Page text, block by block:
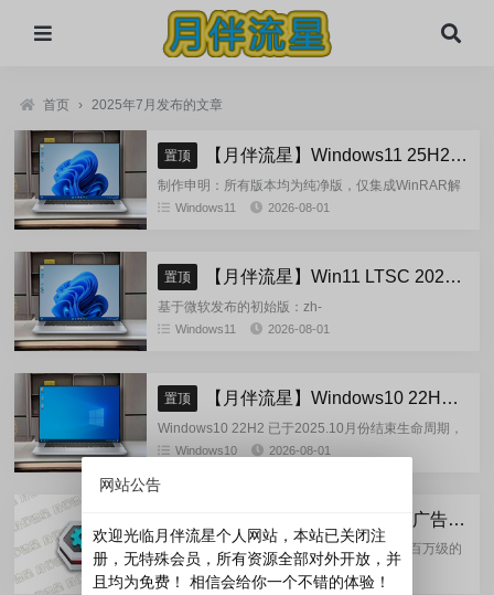
首页 › 2025年7月发布的文章
置顶 【月伴流星】Windows11 25H2 完整+适量精简多合一安装版2026.08
制作申明：所有版本均为纯净版，仅集成WinRAR解
压缩和VBCRedist_x86_x64和系统必须的软件和运
Windows11 2026-08-01
置顶 【月伴流星】Win11 LTSC 2024 完整+适量精简多合一安装版2026.08
基于微软发布的初始版：zh-
Windows11 2026-08-01
置顶 【月伴流星】Windows10 22H2 完整+适量精简多合一安装版2026.08
Windows10 22H2 已于2025.10月份结束生命周期，
官方已经停止技术支持，考虑到22H2尚有大量用
Windows10 2026-08-01
360驱动大师-v2.0.0.2050 绿色去广告单文件版
360驱动大师是一款驱动安装更新软件,拥有百万级的
驱动库,驱动安装和升级一键化,无需手动操作，首创
驱动体检技术首创一键智能识别假显卡,假硬件，智能
硬件检测 2025-07-26
网站公告
欢迎光临月伴流星个人网站，本站已关闭注
册，无特殊会员，所有资源全部对外开放，并
且均为免费！ 相信会给你一个不错的体验！